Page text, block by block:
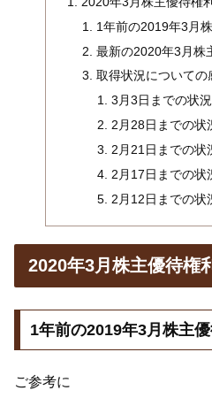
1年前の2019年3月
最新の2020年3月株
取得状況についての
3月3日までの状
2月28日までの状
2月21日までの状
2月17日までの状
2月12日までの状
2020年3月株主優待権
1年前の2019年3月株主
ご参考に